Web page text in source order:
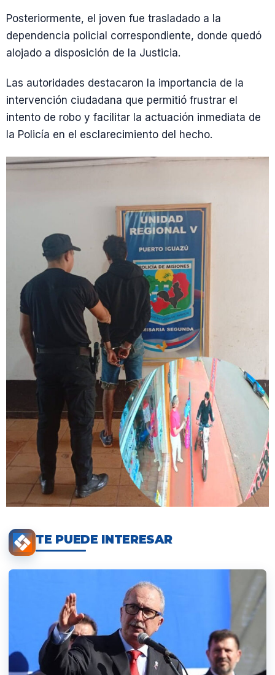
Posteriormente, el joven fue trasladado a la
dependencia policial correspondiente, donde quedó
alojado a disposición de la Justicia.
Las autoridades destacaron la importancia de la
intervención ciudadana que permitió frustrar el
intento de robo y facilitar la actuación inmediata de
la Policía en el esclarecimiento del hecho.
TE PUEDE INTERESAR